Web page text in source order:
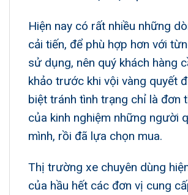
Hiện nay có rất nhiều những
cải tiến, để phù hợp hơn với
sử dụng, nên quý khách hàng
khảo trước khi vội vàng quyết
biệt tránh tình trạng chỉ là đơn
của kinh nghiệm những người
mình, rồi đã lựa chọn mua.
Thị trường xe chuyên dùng
của hầu hết các đơn vị cung